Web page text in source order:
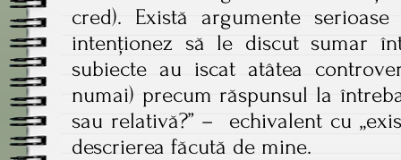
cred). Există argumente
intenționez să le discut sumar
subiecte au iscat atâtea
numai) precum răspunsul la
sau relativă?” – echivalent cu
descrierea făcută de mine.